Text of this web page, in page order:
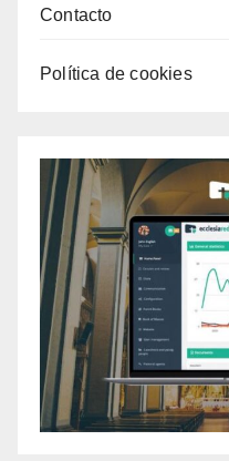
Contacto
Política de cookies